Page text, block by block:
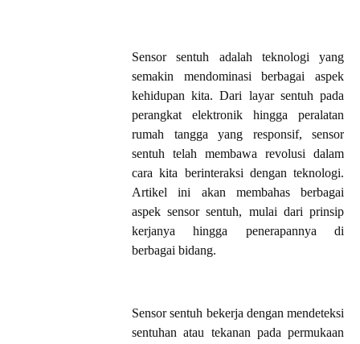
Sensor sentuh adalah teknologi yang
semakin mendominasi berbagai aspek
kehidupan kita. Dari layar sentuh pada
perangkat elektronik hingga peralatan
rumah tangga yang responsif, sensor
sentuh telah membawa revolusi dalam
cara kita berinteraksi dengan teknologi.
Artikel ini akan membahas berbagai
aspek sensor sentuh, mulai dari prinsip
kerjanya hingga penerapannya di
berbagai bidang.
Sensor sentuh bekerja dengan mendeteksi
sentuhan atau tekanan pada permukaan